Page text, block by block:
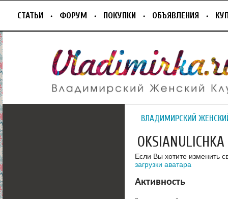
СТАТЬИ ФОРУМ ПОКУПКИ ОБЪЯВЛЕНИЯ
ВЛАДИМИРСКИЙ
OKSIANULICHKA
Если Вы хотите изменить
загрузки аватара
Активность